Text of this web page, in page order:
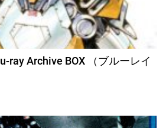
ray Archive BOX （ブルーレイ